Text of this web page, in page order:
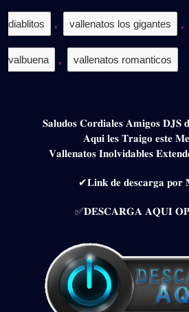
diablitos , vallenatos los gigantes ,
valbuena , vallenatos romanticos
𝐒𝐚𝐥𝐮𝐝𝐨𝐬 𝐂𝐨𝐫𝐝𝐢𝐚𝐥𝐞𝐬 𝐀𝐦𝐢𝐠𝐨𝐬 𝐃𝐉𝐒
𝐀𝐪𝐮𝐢 𝐥𝐞𝐬 𝐓𝐫𝐚𝐢𝐠𝐨 𝐞𝐬𝐭𝐞
𝐕𝐚𝐥𝐥𝐞𝐧𝐚𝐭𝐨𝐬 𝐈𝐧𝐨𝐥𝐯𝐢𝐝𝐚𝐛𝐥𝐞𝐬
✔𝐋𝐢𝐧𝐤 𝐝𝐞 𝐝𝐞𝐬𝐜𝐚𝐫𝐠𝐚 𝐩𝐨𝐫
✅𝐃𝐄𝐒𝐂𝐀𝐑𝐆𝐀 𝐀𝐐𝐔𝐈